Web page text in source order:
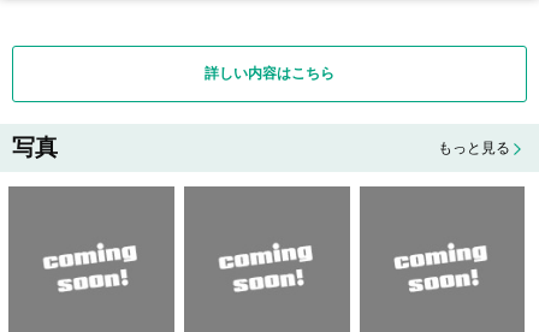
詳しい内容はこちら
写真 もっと見る